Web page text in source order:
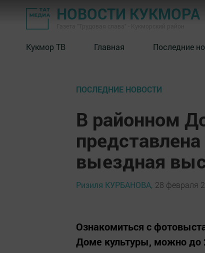
НОВОСТИ КУКМОРА
Кукмор ТВ Главная Последние
ПОСЛЕДНИЕ НОВОСТИ
В районном
выездная
Ризиля КУРБАНОВА, 28 февраля
Ознакомиться с
Доме культуры, можно до